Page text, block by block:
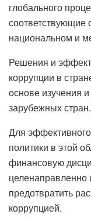
глобального
национальном и
Решения и
коррупции в
основе изучения
зарубежных стран.
Для
политики в этой
финансовую
целенаправленно
предотвратить
коррупцией.